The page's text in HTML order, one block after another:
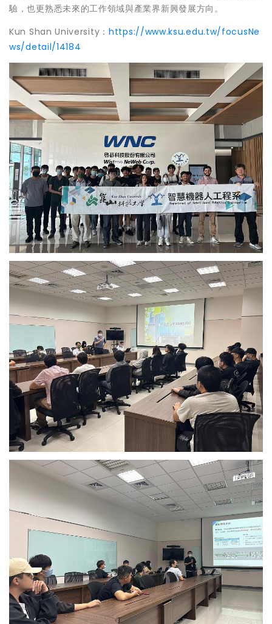
驗，也更熟悉未來的工作領域與產業界新興發展方向。
Kun Shan University： https://www.ksu.edu.tw/focusNe
ws/detail/14184